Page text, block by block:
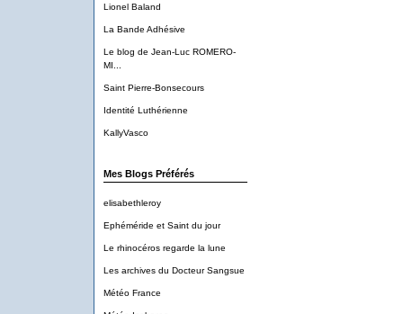
Lionel Baland
La Bande Adhésive
Le blog de Jean-Luc ROMERO-
MI...
Saint Pierre-Bonsecours
Identité Luthérienne
KallyVasco
Mes Blogs Préférés
elisabethleroy
Ephéméride et Saint du jour
Le rhinocéros regarde la lune
Les archives du Docteur Sangsue
Météo France